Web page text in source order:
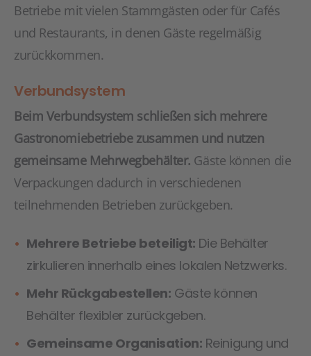
Betriebe mit vielen Stammgästen oder für Cafés
und Restaurants, in denen Gäste regelmäßig
zurückkommen.
Verbundsystem
Beim Verbundsystem schließen sich mehrere
Gastronomiebetriebe zusammen und nutzen
gemeinsame Mehrwegbehälter. Gäste können die
Verpackungen dadurch in verschiedenen
teilnehmenden Betrieben zurückgeben.
Mehrere Betriebe beteiligt: Die Behälter
zirkulieren innerhalb eines lokalen Netzwerks.
Mehr Rückgabestellen: Gäste können
Behälter flexibler zurückgeben.
Gemeinsame Organisation: Reinigung und